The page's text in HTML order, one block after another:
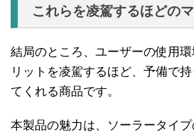
これらを凌駕するほどの
結局のところ、ユーザーの使用
リットを凌駕するほど、予備で
てくれる商品です。
本製品の魅力は、ソーラータイ